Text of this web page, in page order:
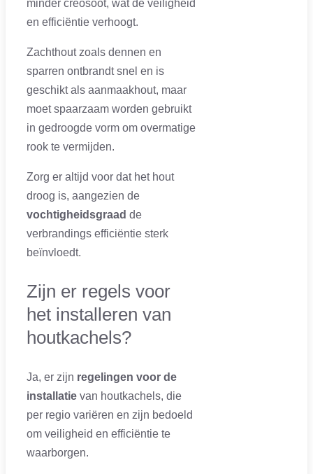
minder creosoot, wat de veiligheid
en efficiëntie verhoogt.
Zachthout zoals dennen en
sparren ontbrandt snel en is
geschikt als aanmaakhout, maar
moet spaarzaam worden gebruikt
in gedroogde vorm om overmatige
rook te vermijden.
Zorg er altijd voor dat het hout
droog is, aangezien de
vochtigheidsgraad de
verbrandings efficiëntie sterk
beïnvloedt.
Zijn er regels voor
het installeren van
houtkachels?
Ja, er zijn regelingen voor de
installatie van houtkachels, die
per regio variëren en zijn bedoeld
om veiligheid en efficiëntie te
waarborgen.